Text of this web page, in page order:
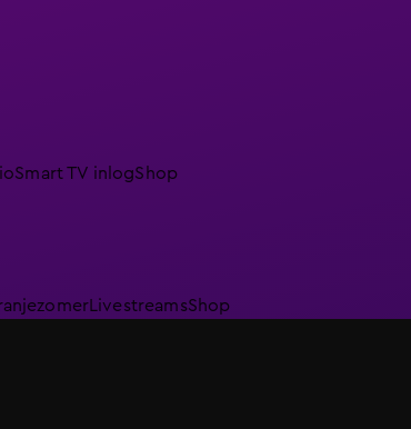
Smart TV inlogShop
LivestreamsShop